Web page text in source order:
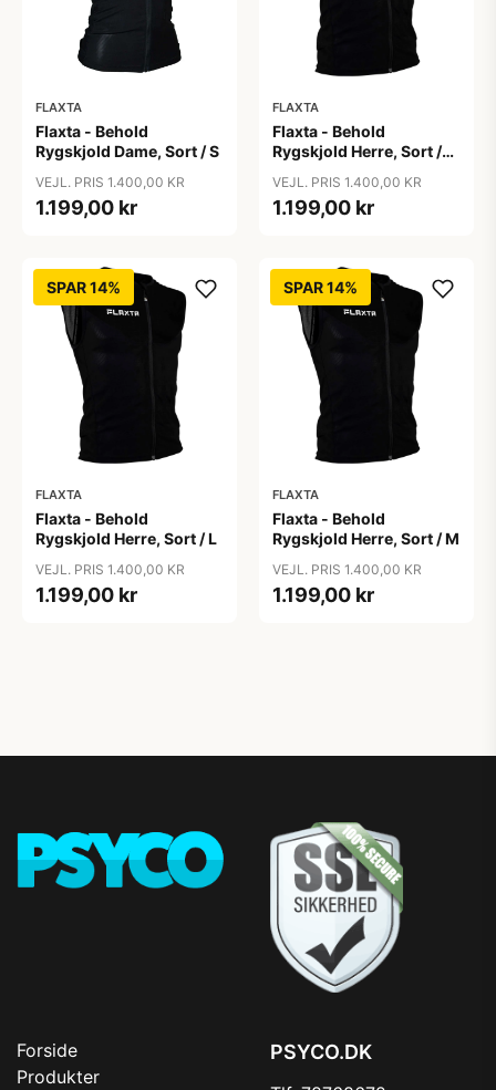
FLAXTA
Flaxta - Behold
Rygskjold Dame, Sort / S
VEJL. PRIS 1.400,00 KR
1.199,00 kr
FLAXTA
Flaxta - Behold
Rygskjold Herre, Sort /
VEJL. PRIS 1.400,00 KR
1.199,00 kr
SPAR 14%
FLAXTA
Flaxta - Behold
Rygskjold Herre, Sort / L
VEJL. PRIS 1.400,00 KR
1.199,00 kr
SPAR 14%
FLAXTA
Flaxta - Behold
Rygskjold Herre, Sort / M
VEJL. PRIS 1.400,00 KR
1.199,00 kr
Forside
Produkter
PSYCO.DK